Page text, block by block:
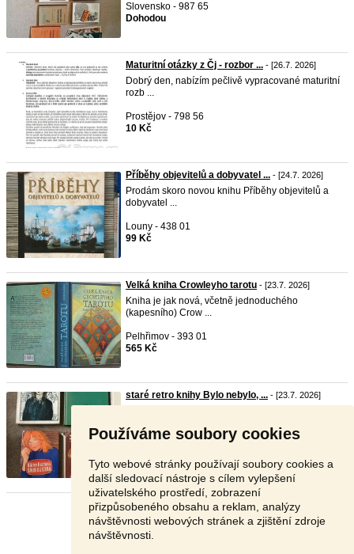
Používáme soubory cookies
Tyto webové stránky používají soubory cookies a
další sledovací nástroje s cílem vylepšení
uživatelského prostředí, zobrazení
přizpůsobeného obsahu a reklam, analýzy
návštěvnosti webových stránek a zjištění zdroje
návštěvnosti.
Slovensko - 987 65
Dohodou
Maturitní otázky z Čj - rozbor ... - [26.7. 2026]
Dobrý den, nabízím pečlivě vypracované maturitní
rozb ...
Prostějov - 798 56
10 Kč
Příběhy objevitelů a dobyvatel ... - [24.7. 2026]
Prodám skoro novou knihu Příběhy objevitelů a
dobyvatel ...
Louny - 438 01
99 Kč
Velká kniha Crowleyho tarotu - [23.7. 2026]
Kniha je jak nová, včetně jednoduchého
(kapesního) Crow ...
Pelhřimov - 393 01
565 Kč
staré retro knihy Bylo nebylo, ... - [23.7. 2026]
Nabídněte
Stránka: 1 2 3 Další